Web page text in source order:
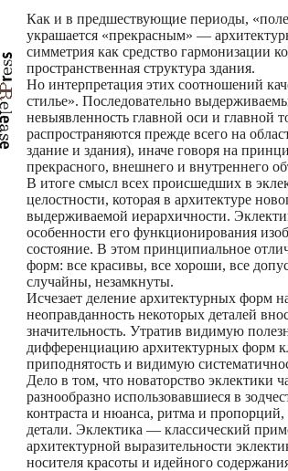
Как и в предшествующие периоды,
украшается «прекрасным» —
симметрия как средство гармонизации
пространственная структура здания.
Но интерпретация этих соотношений
стилье». Последовательно
невыявленность главной оси и
распространяются прежде всего на
здание и здания), иначе говоря на
прекрасного, внешнего и внутреннего
В итоге смысл всех происшедших в
целостности, которая в архитектуре
выдерживаемой иерархичности.
особенности его функционирования
состояние. В этом принципиальное
форм: все красивы, все хороши, все
случайны, незамкнуты.
Исчезает деление архитектурных форм
неоправданность некоторых деталей
значительность. Утратив видимую
дифференциацию архитектурных форм
приподнятость и видимую
Дело в том, что новаторство
разнообразно использовавшиеся в
контраста и нюанса, ритма и
детали. Эклектика — классический
архитектурной выразительности
носителя красоты и идейного